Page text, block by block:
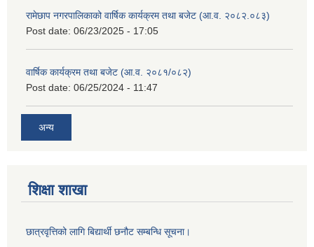
रामेछाप नगरपालिकाको वार्षिक कार्यक्रम तथा बजेट (आ.व. २०८२.०८३)
Post date: 06/23/2025 - 17:05
वार्षिक कार्यक्रम तथा बजेट (आ.व. २०८१/०८२)
Post date: 06/25/2024 - 11:47
अन्य
शिक्षा शाखा
छात्रवृत्तिको लागि बिद्यार्थी छनौट सम्बन्धि सूचना।